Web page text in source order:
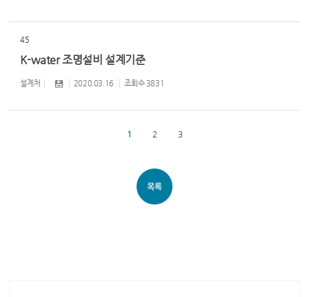
45
K-water 조명설비 설계기준
설계처 2020.03.16 조회수 3831
1 2 3